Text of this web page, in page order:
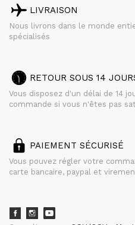
LIVRAISON
Nous livrons dans le monde
spécialisés
RETOUR SOUS 14
Vous disposez d'un délai de 14
commande si vous n'êtes pas
PAIEMENT SÉCURISÉ
Vous pouvez régler votre
carte bancaire, paypal et